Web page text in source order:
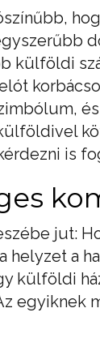
külföldi
is
jut:
helyzet a
külföldi
egyiknek